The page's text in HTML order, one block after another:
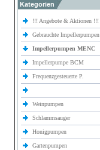
Kategorien
!!! Angebote & Aktionen !!!
Gebrauchte Impellerpumpen
Impellerpumpen MENC
Impellerpumpe BCM
Frequenzgesteuerte P.
Weinpumpen
Schlammsauger
Honigpumpen
Gartenpumpen